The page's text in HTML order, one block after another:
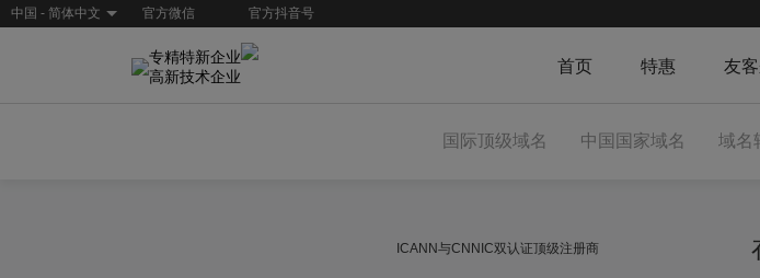
中国 - 简体中文 官方微信 官方抖音号
专精特新企业
高新技术企业
首页 特惠 友
国际顶级域名 中国国家域名 域名
ICANN与CNNIC双认证顶级注册商